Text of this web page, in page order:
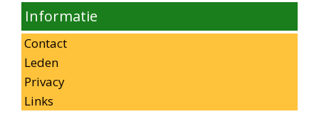
Informatie
Contact
Leden
Privacy
Links